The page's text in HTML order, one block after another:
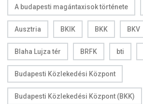
A budapesti magántaxisok története
Ausztria BKIK BKK BKV
Blaha Lujza tér BRFK bti
Budapesti Közlekedési Központ
Budapesti Közlekedési Központ (BKK)